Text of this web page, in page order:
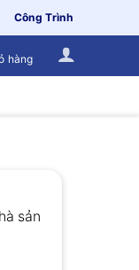
Công Trình
hàng
sản